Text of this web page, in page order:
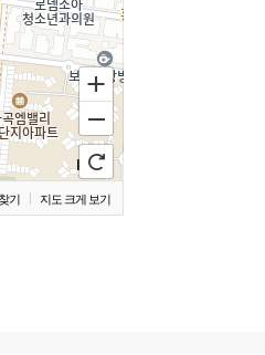
기 지도 크게 보기